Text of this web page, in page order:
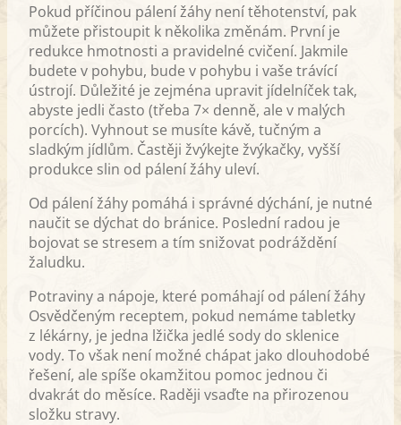
Pokud příčinou pálení žáhy není těhotenství, pak
můžete přistoupit k několika změnám. První je
redukce hmotnosti a pravidelné cvičení. Jakmile
budete v pohybu, bude v pohybu i vaše trávící
ústrojí. Důležité je zejména upravit jídelníček tak,
abyste jedli často (třeba 7× denně, ale v malých
porcích). Vyhnout se musíte kávě, tučným a
sladkým jídlům. Častěji žvýkejte žvýkačky, vyšší
produkce slin od pálení žáhy uleví.
Od pálení žáhy pomáhá i správné dýchání, je nutné
naučit se dýchat do bránice. Poslední radou je
bojovat se stresem a tím snižovat podráždění
žaludku.
Potraviny a nápoje, které pomáhají od pálení žáhy
Osvědčeným receptem, pokud nemáme tabletky
z lékárny, je jedna lžička jedlé sody do sklenice
vody. To však není možné chápat jako dlouhodobé
řešení, ale spíše okamžitou pomoc jednou či
dvakrát do měsíce. Raději vsaďte na přirozenou
složku stravy.